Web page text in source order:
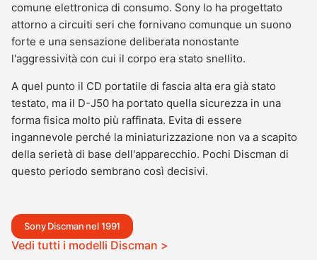
comune elettronica di consumo. Sony lo ha progettato
attorno a circuiti seri che fornivano comunque un suono
forte e una sensazione deliberata nonostante
l'aggressività con cui il corpo era stato snellito.
A quel punto il CD portatile di fascia alta era già stato
testato, ma il D-J50 ha portato quella sicurezza in una
forma fisica molto più raffinata. Evita di essere
ingannevole perché la miniaturizzazione non va a scapito
della serietà di base dell'apparecchio. Pochi Discman di
questo periodo sembrano così decisivi.
Sony Discman nel 1991
Vedi tutti i modelli Discman >